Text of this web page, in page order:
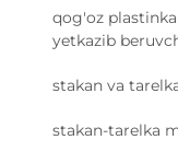
qog'oz
yetkazib
stakan va
stakan-tarelka